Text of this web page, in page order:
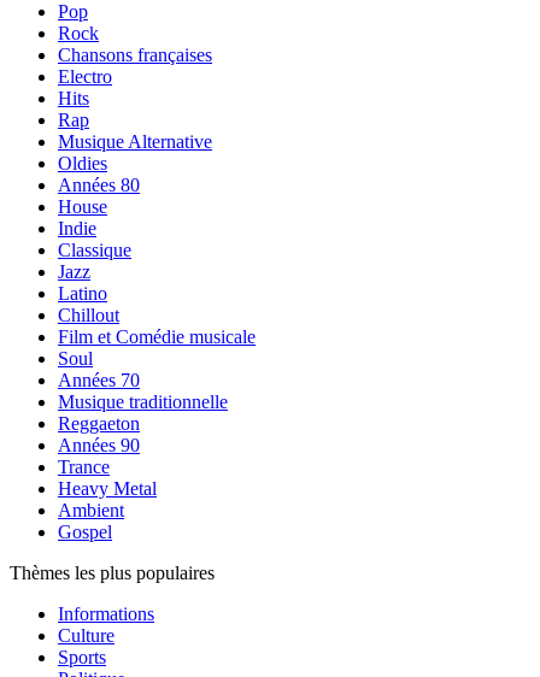
Pop
Rock
Chansons françaises
Electro
Hits
Rap
Musique Alternative
Oldies
Années 80
House
Indie
Classique
Jazz
Latino
Chillout
Film et Comédie musicale
Soul
Années 70
Musique traditionnelle
Reggaeton
Années 90
Trance
Heavy Metal
Ambient
Gospel
Thèmes les plus populaires
Informations
Culture
Sports